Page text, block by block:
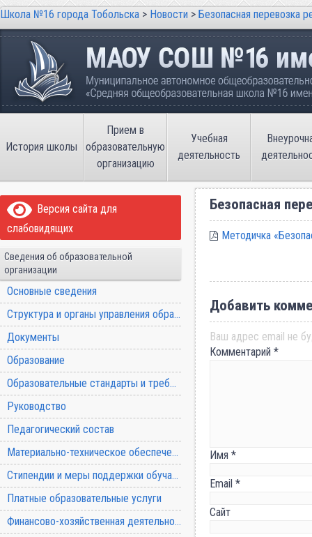
Школа №16 города Тобольска > Новости > Безопасная перевозка
Школа №16 города Тобольска
Муниципальное автономное
имени В.П. Неймышева
История школы
Прием в
образовательную
организацию
Учебная
деятельность
Версия сайта для
слабовидящих
Сведения об образовательной
организации
Основные сведения
Структура и органы управления образовательной организацией
Документы
Образование
Образовательные стандарты и требования
Руководство
Педагогический состав
Материально-техническое обеспечение и оснащенность образовательного процесса
Стипендии и меры поддержки обучающихся
Платные образовательные услуги
Финансово-хозяйственная деятельность
Безопасная
Методичка
Добавить
Ваш адрес email не
Комментарий *
Имя *
Email *
Сайт